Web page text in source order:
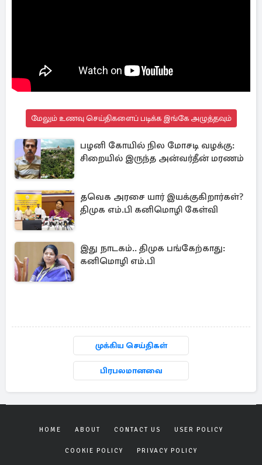
மேலும் உணவு செய்திகளைப் படிக்க இங்கே அழுத்தவும்
பழனி கோயில் நில மோசடி வழக்கு:
சிறையில் இருந்த அன்வர்தீன் மரணம்
தவெக அரசை யார் இயக்குகிறார்கள்?
திமுக எம்.பி கனிமொழி கேள்வி
இது நாடகம்.. திமுக பங்கேற்காது:
கனிமொழி எம்.பி
முக்கிய செய்திகள்
பிரபலமானவை
HOME ABOUT CONTACT US USER POLICY
COOKIE POLICY PRIVACY POLICY